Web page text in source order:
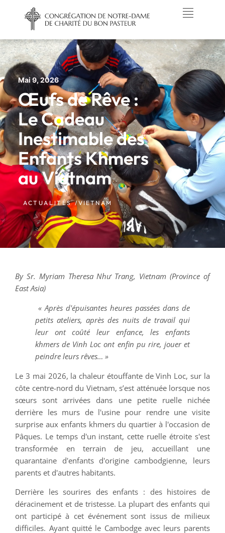
Mai 9, 2026
Œufs de Rêve :
Le Cadeau
Inestimable des
Enfants Khmers
au Vietnam
ACTUALITÉS /VIETNAM
By Sr. Myriam Theresa Như Trang, Vietnam (Province of
East Asia)
« Après d'épuisantes heures passées dans de
petits ateliers, après des nuits de travail qui
leur ont coûté leur enfance, les enfants
khmers de Vinh Loc ont enfin pu rire, jouer et
peindre leurs rêves… »
Le 3 mai 2026, la chaleur étouffante de Vinh Loc, sur la
côte centre-nord du Vietnam, s’est atténuée lorsque nos
sœurs sont arrivées dans une petite ruelle nichée
derrière les murs de l'usine pour rendre une visite
surprise aux enfants khmers du quartier à l'occasion de
Pâques. Le temps d'un instant, cette ruelle étroite s'est
transformée en terrain de jeu, accueillant une
quarantaine d'enfants d'origine cambodgienne, leurs
parents et d'autres habitants.
Derrière les sourires des enfants : des histoires de
déracinement et de tristesse. La plupart des enfants qui
ont participé à cet événement sont issus de milieux
difficiles. Ayant quitté le Cambodge avec leurs parents